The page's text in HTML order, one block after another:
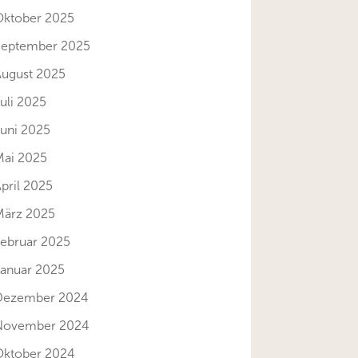
2025
2025
2025
2025
2025
2025
2025
2025
2025
2025
2024
2024
2024